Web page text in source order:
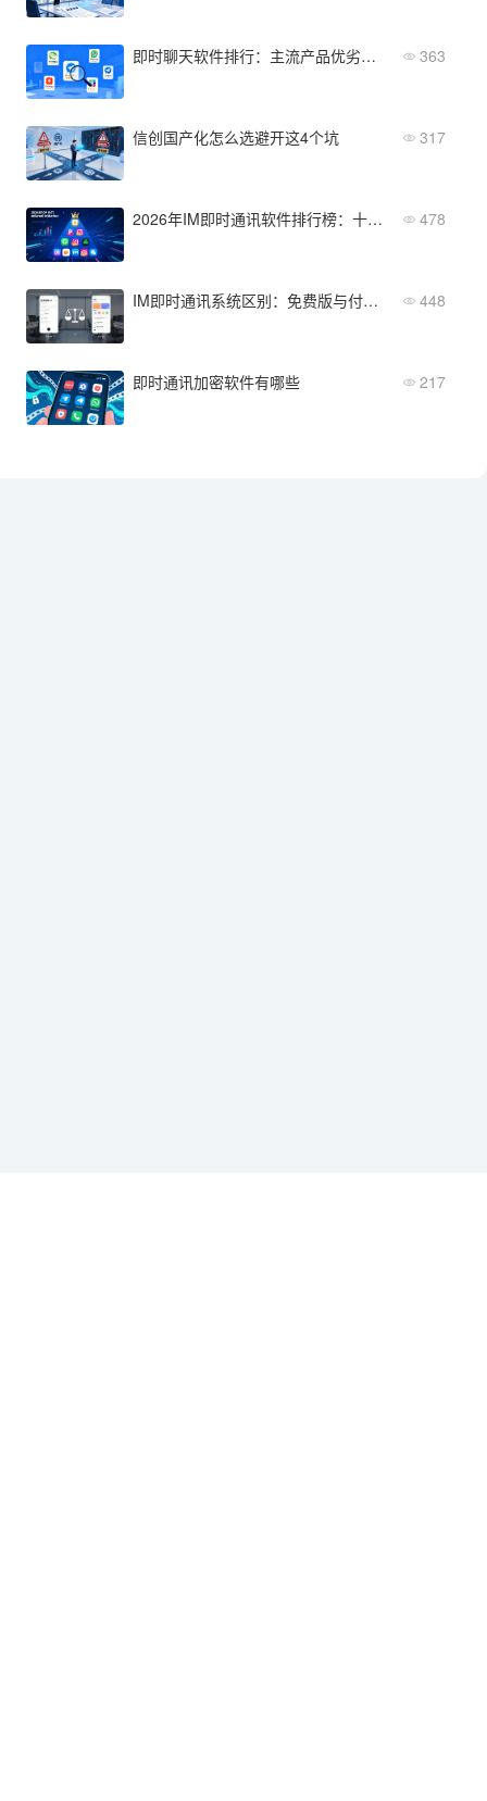
即时聊天软件排行：主流产品优劣对比分析 363
信创国产化怎么选避开这4个坑 317
2026年IM即时通讯软件排行榜：十大热门产品横向对比 478
IM即时通讯系统区别：免费版与付费版哪个更划算？ 448
即时通讯加密软件有哪些 217